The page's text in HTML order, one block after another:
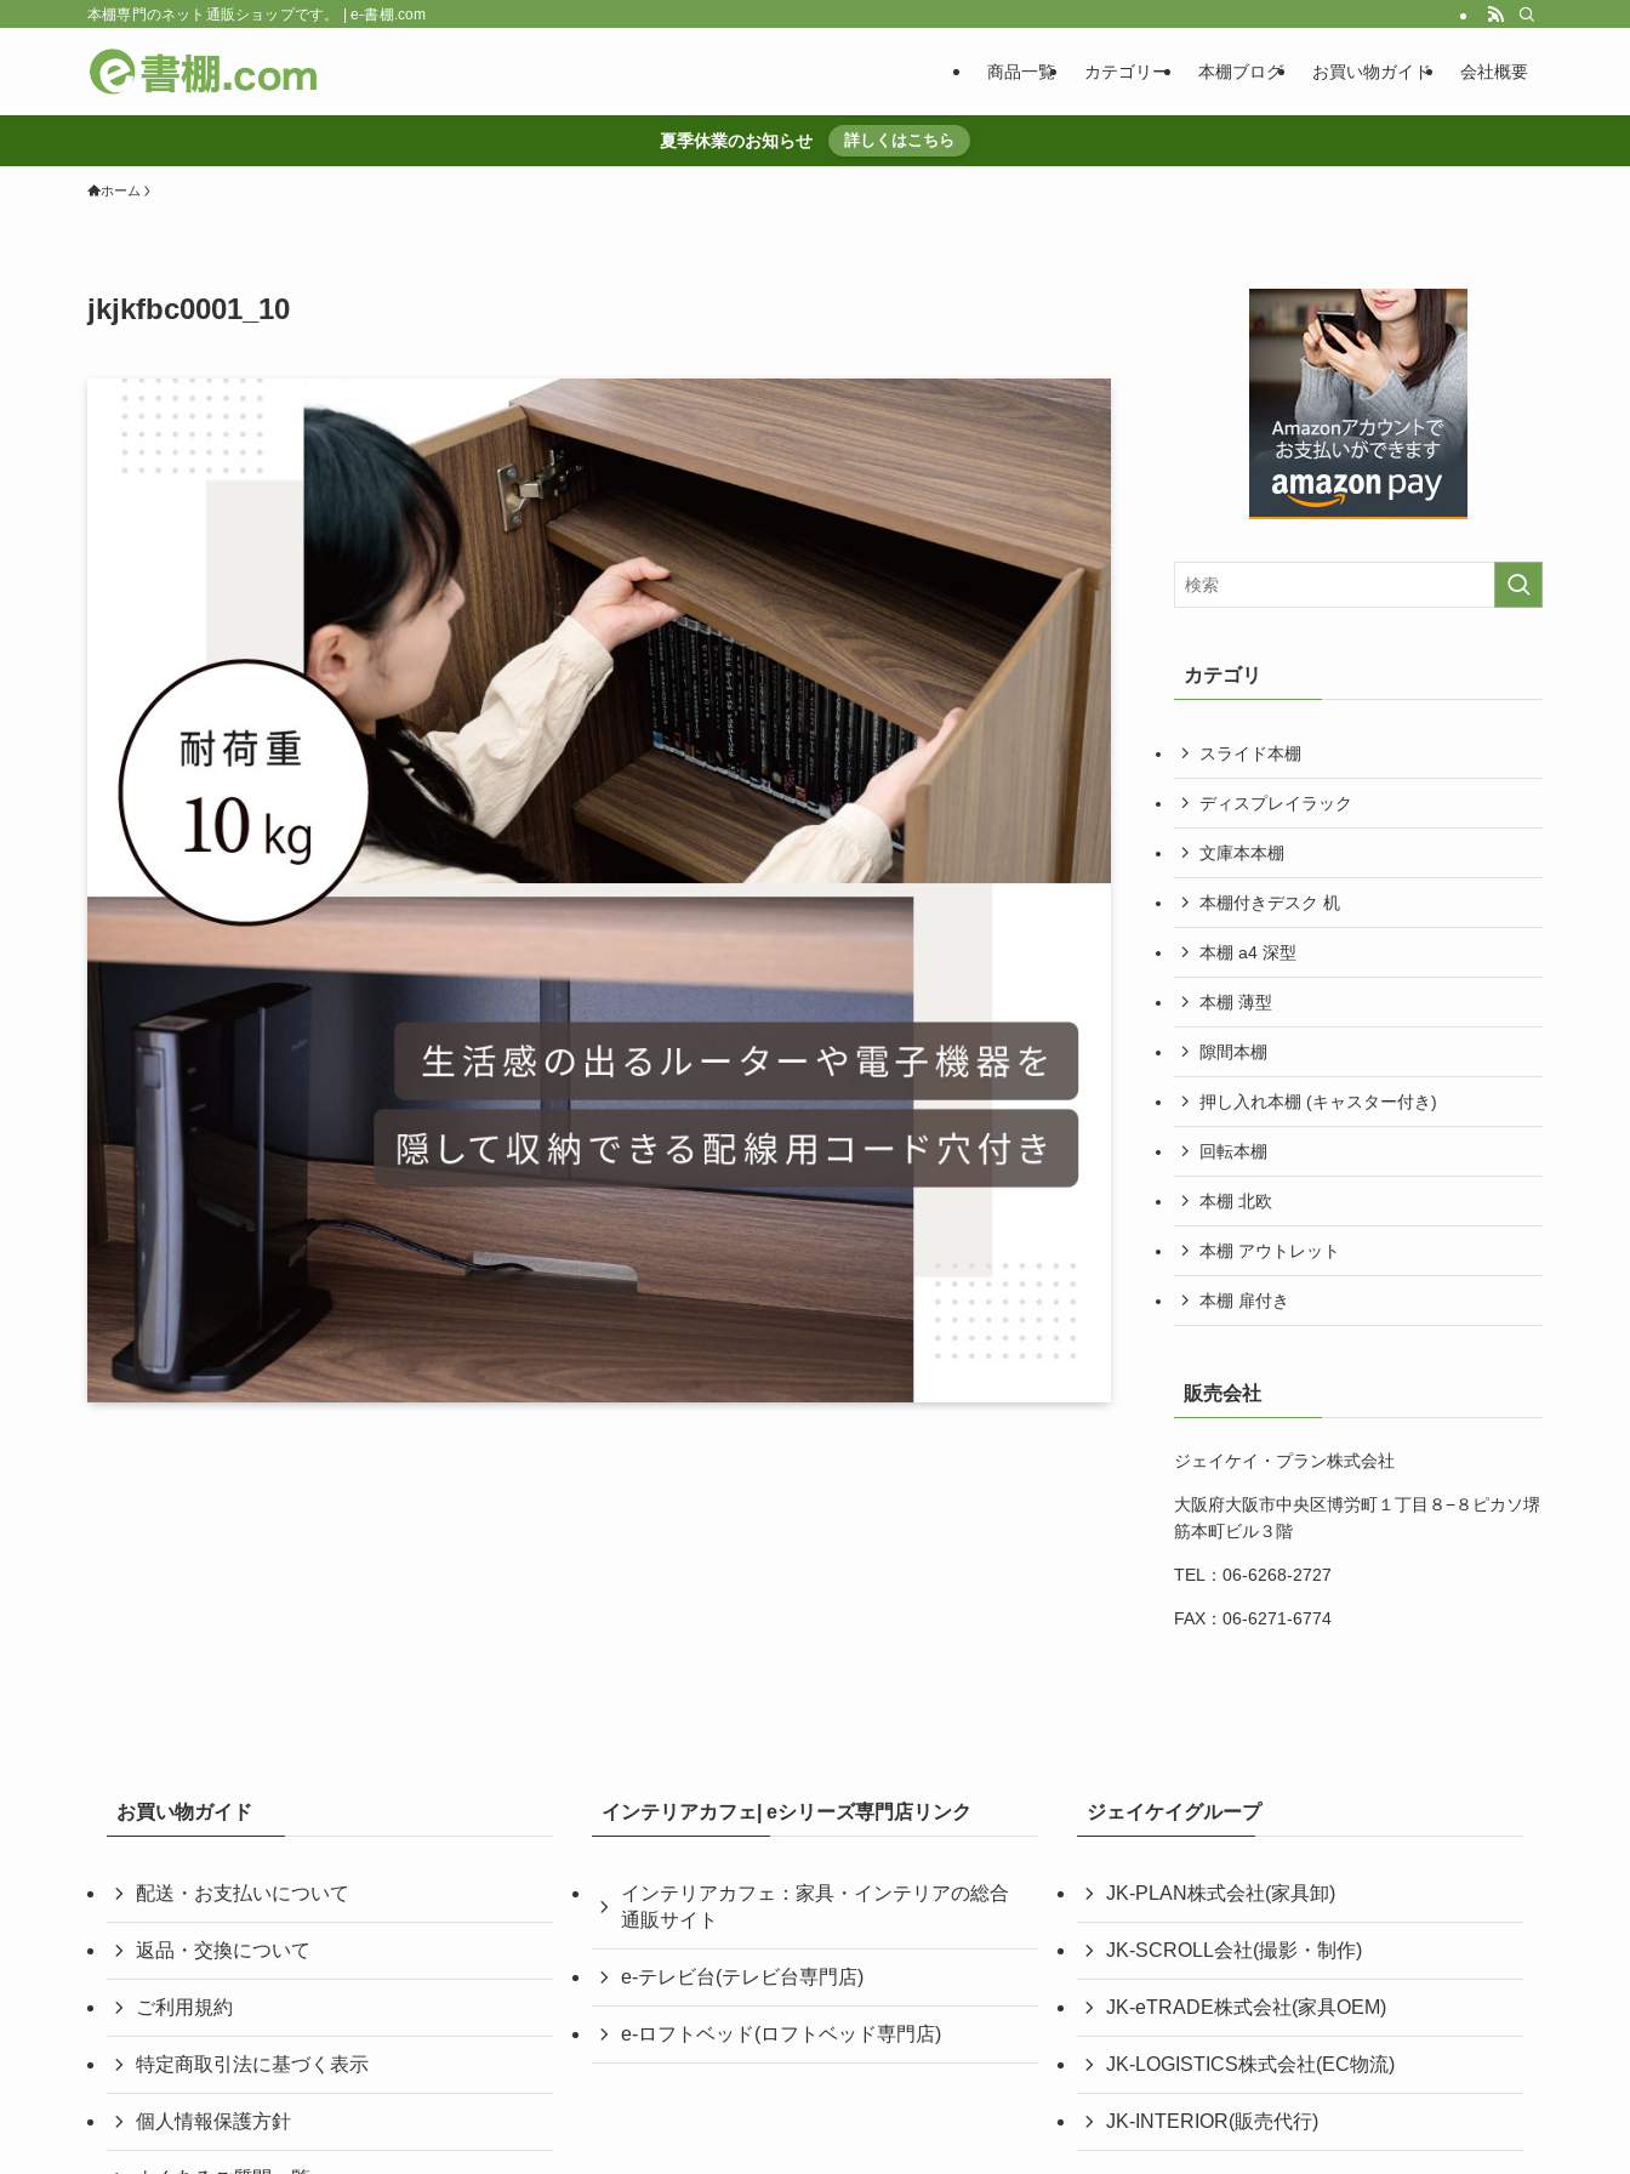
本棚専門のネット通販ショップです。 | e-書棚.com
商品一覧 カテゴリー 本棚ブログ お買い物ガイド 会社概要
夏季休業のお知らせ 詳しくはこちら
ホーム
jkjkfbc0001_10
カテゴリ
スライド本棚
ディスプレイラック
文庫本本棚
本棚付きデスク 机
本棚 a4 深型
本棚 薄型
隙間本棚
押し入れ本棚 (キャスター付き)
回転本棚
本棚 北欧
本棚 アウトレット
本棚 扉付き
販売会社
ジェイケイ・プラン株式会社
大阪府大阪市中央区博労町１丁目８−８ピカソ堺
筋本町ビル３階
TEL：06-6268-2727
FAX：06-6271-6774
お買い物ガイド
配送・お支払いについて
返品・交換について
ご利用規約
特定商取引法に基づく表示
個人情報保護方針
インテリアカフェ| eシリーズ専門店リンク
インテリアカフェ：家具・インテリアの総合
通販サイト
e-テレビ台(テレビ台専門店)
e-ロフトベッド(ロフトベッド専門店)
ジェイケイグループ
JK-PLAN株式会社(家具卸)
JK-SCROLL会社(撮影・制作)
JK-eTRADE株式会社(家具OEM)
JK-LOGISTICS株式会社(EC物流)
JK-INTERIOR(販売代行)